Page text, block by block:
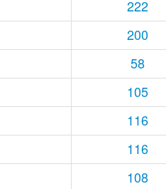
222
200
58
105
116
116
108